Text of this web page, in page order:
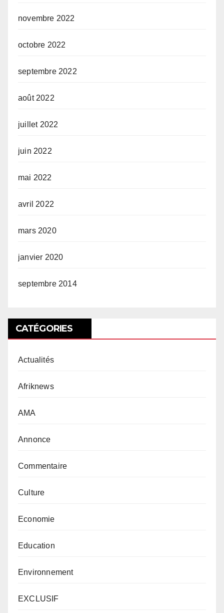
novembre 2022
octobre 2022
septembre 2022
août 2022
juillet 2022
juin 2022
mai 2022
avril 2022
mars 2020
janvier 2020
septembre 2014
CATÉGORIES
Actualités
Afriknews
AMA
Annonce
Commentaire
Culture
Economie
Education
Environnement
EXCLUSIF